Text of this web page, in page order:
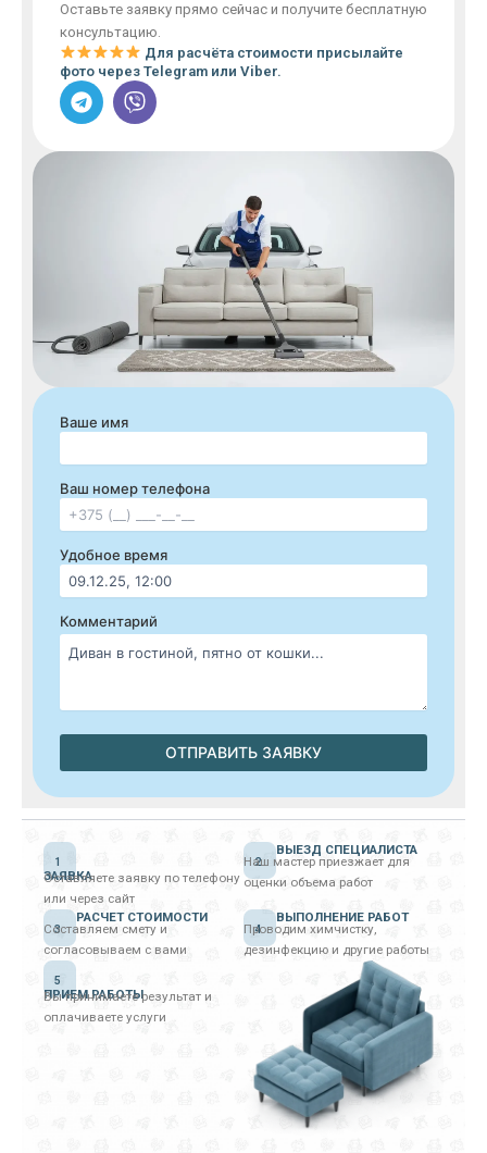
Оставьте заявку прямо сейчас и получите бесплатную
консультацию.
Для расчёта стоимости присылайте
фото через Telegram или Viber.
T
e
e
V
i
e
Ваше имя
Ваш номер телефона
Удобное время
Комментарий
1
ЗАЯВКА
Оставляете заявку по телефону
или через сайт
2
ВЫЕЗД СПЕЦИАЛИСТА
Наш мастер приезжает для
оценки объема работ
3
РАСЧЕТ СТОИМОСТИ
Составляем смету и
согласовываем с вами
4
ВЫПОЛНЕНИЕ РАБОТ
Проводим химчистку,
дезинфекцию и другие работы
5
ПРИЕМ РАБОТЫ
Вы принимаете результат и
оплачиваете услуги